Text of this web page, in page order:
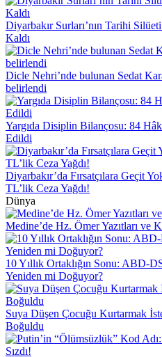
Diyarbakır Surları’nın Tarihi
Kaldı
Dicle Nehri’nde bulunan Sedat
belirlendi
Yargıda Disiplin Bilançosu: 84
Edildi
Diyarbakır’da Fırsatçılara Geçit
TL’lik Ceza Yağdı!
Dünya
Medine’de Hz. Ömer Yazıtları ve
10 Yıllık Ortaklığın Sonu: ABD-
Yeniden mi Doğuyor?
Suya Düşen Çocuğu Kurtarmak
Boğuldu